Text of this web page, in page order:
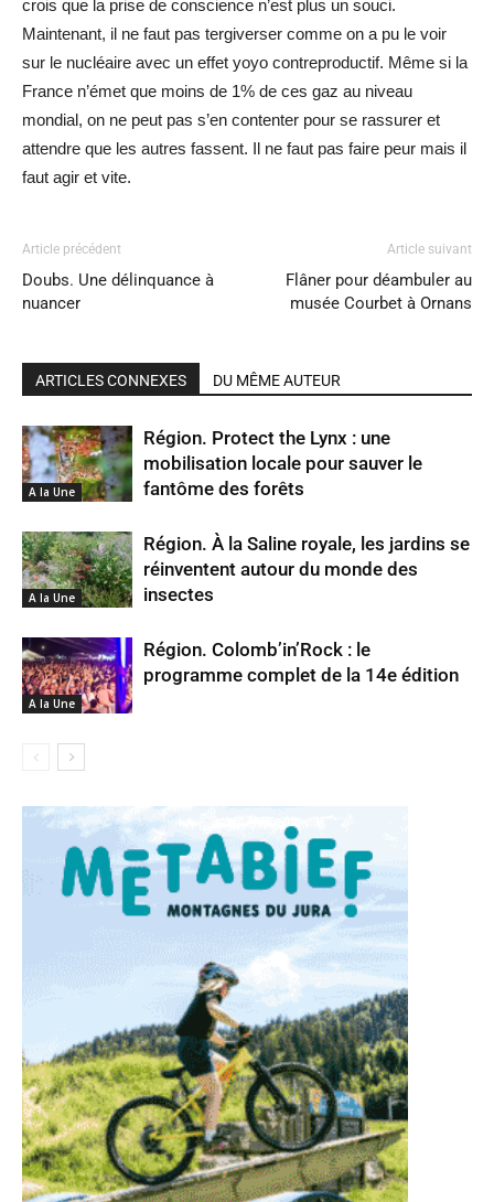
crois que la prise de conscience n’est plus un souci.
Maintenant, il ne faut pas tergiverser comme on a pu le voir
sur le nucléaire avec un effet yoyo contreproductif. Même si la
France n’émet que moins de 1% de ces gaz au niveau
mondial, on ne peut pas s’en contenter pour se rassurer et
attendre que les autres fassent. Il ne faut pas faire peur mais il
faut agir et vite.
Article précédent
Doubs. Une délinquance à
nuancer
Article suivant
Flâner pour déambuler au
musée Courbet à Ornans
ARTICLES CONNEXES DU MÊME AUTEUR
A la Une
Région. Protect the Lynx : une
mobilisation locale pour sauver le
fantôme des forêts
A la Une
Région. À la Saline royale, les jardins se
réinventent autour du monde des
insectes
A la Une
Région. Colomb’in’Rock : le
programme complet de la 14e édition